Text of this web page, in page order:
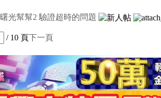
曙光幫幫2 驗證超時的問題
/ 10 頁下一頁